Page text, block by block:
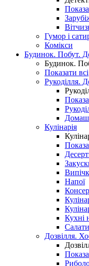
Гумор і
Комікси
Будинок. Побут.
Будинок.
Показати всі
Рукоділля.
Кулінарія
Напої
Кухні
Салати
Дозвілля.